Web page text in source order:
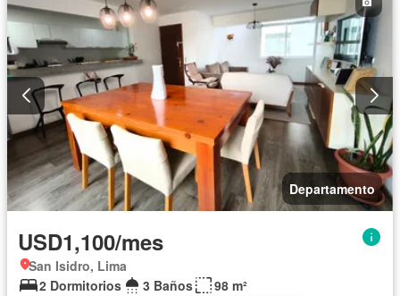
Departamento
USD1,100/mes
San Isidro, Lima
2 Dormitorios
3 Baños
98 m²